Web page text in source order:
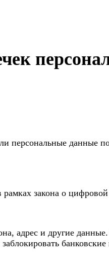
персональные данные
закона о цифровой
адрес и другие данные.
банковские